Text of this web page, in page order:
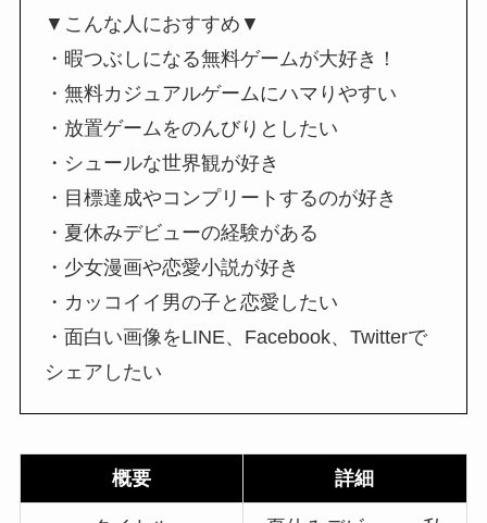
▼こんな人におすすめ▼
・暇つぶしになる無料ゲームが大好き！
・無料カジュアルゲームにハマりやすい
・放置ゲームをのんびりとしたい
・シュールな世界観が好き
・目標達成やコンプリートするのが好き
・夏休みデビューの経験がある
・少女漫画や恋愛小説が好き
・カッコイイ男の子と恋愛したい
・面白い画像をLINE、Facebook、Twitterで
シェアしたい
概要 詳細